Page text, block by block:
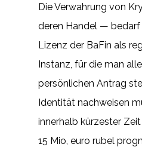
Die Verwahrung von
deren Handel — bedarf
Lizenz der BaFin als
Instanz, für die man
persönlichen Antrag
Identität nachweisen
innerhalb kürzester
15 Mio, euro rubel